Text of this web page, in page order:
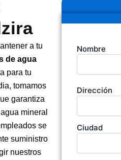
a tu
de agua
para tu
tomamos
garantiza
mineral
se
suministro
nuestros
Tu
nombre
Nombre
Dirección
de
empresa
Dirección
Ciudad